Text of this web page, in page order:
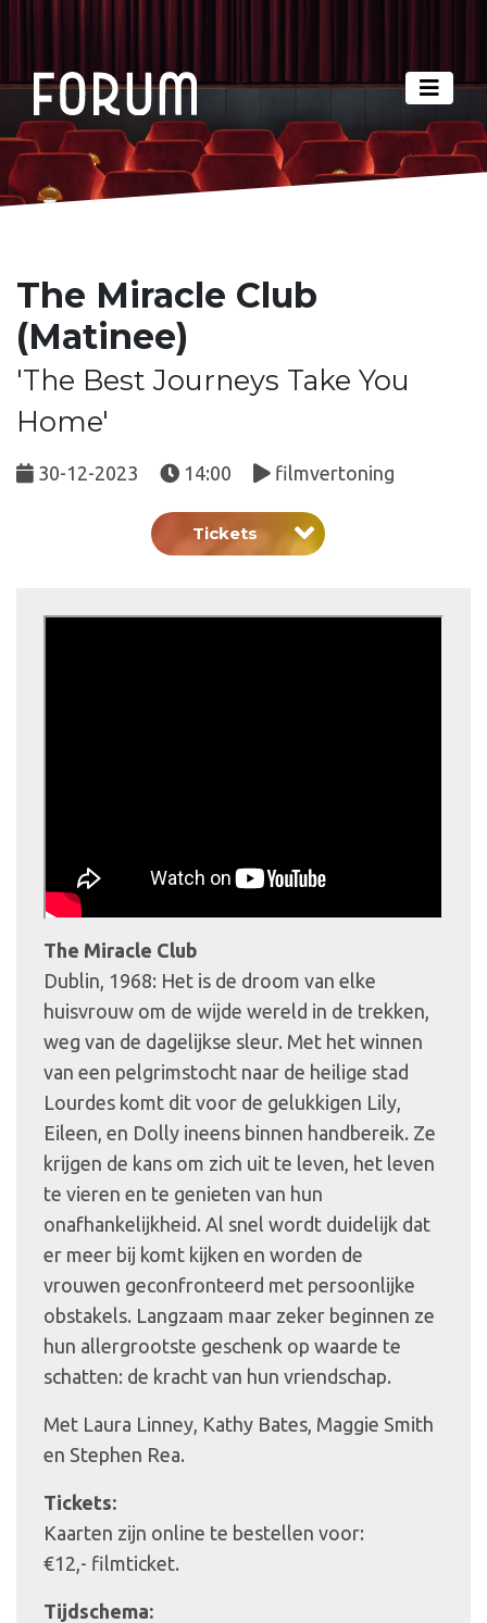
The Miracle Club
(Matinee)
'The Best Journeys Take You
Home'
30-12-2023 14:00 filmvertoning
Tickets
The Miracle Club
Dublin, 1968: Het is de droom van elke
huisvrouw om de wijde wereld in de trekken,
weg van de dagelijkse sleur. Met het winnen
van een pelgrimstocht naar de heilige stad
Lourdes komt dit voor de gelukkigen Lily,
Eileen, en Dolly ineens binnen handbereik. Ze
krijgen de kans om zich uit te leven, het leven
te vieren en te genieten van hun
onafhankelijkheid. Al snel wordt duidelijk dat
er meer bij komt kijken en worden de
vrouwen geconfronteerd met persoonlijke
obstakels. Langzaam maar zeker beginnen ze
hun allergrootste geschenk op waarde te
schatten: de kracht van hun vriendschap.
Met Laura Linney, Kathy Bates, Maggie Smith
en Stephen Rea.
Tickets:
Kaarten zijn online te bestellen voor:
€12,- filmticket.
Tijdschema: